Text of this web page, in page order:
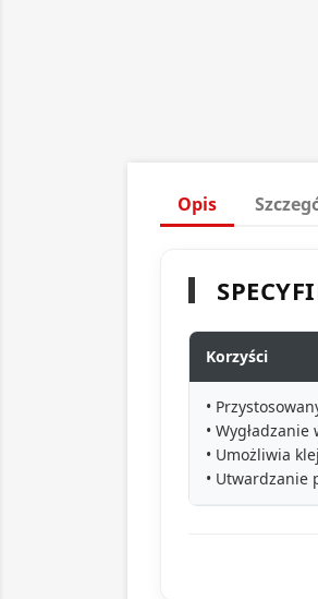
Opis
Korzyści
•
• Wygładzanie
• Umożliwia
• Utwardzanie